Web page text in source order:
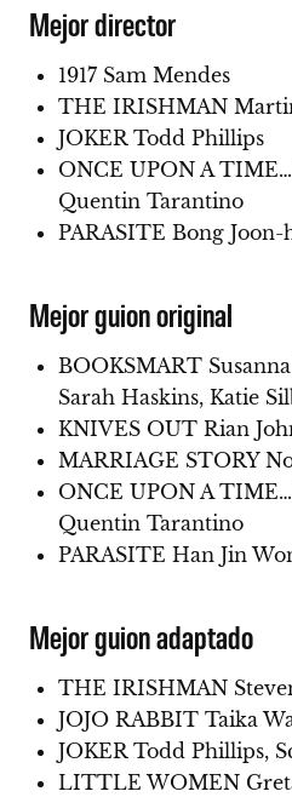
Mejor director
1917 Sam Mendes
THE IRISHMAN
JOKER Todd Phillips
ONCE UPON A
Quentin Tarantino
PARASITE Bong Joon-
Mejor guion original
BOOKSMART
Sarah Haskins, Katie
KNIVES OUT Rian
MARRIAGE STORY
ONCE UPON A
Quentin Tarantino
PARASITE Han Jin
Mejor guion adaptado
THE IRISHMAN
JOJO RABBIT Taika
JOKER Todd Phillips,
LITTLE WOMEN